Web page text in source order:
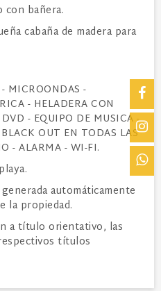
bañera.
cabaña de madera para
MICROONDAS -
- HELADERA CON
- EQUIPO DE MUSICA -
OUT EN TODAS LAS
- ALARMA - WI-FI.
automáticamente
la propiedad.
a título orientativo, las
títulos